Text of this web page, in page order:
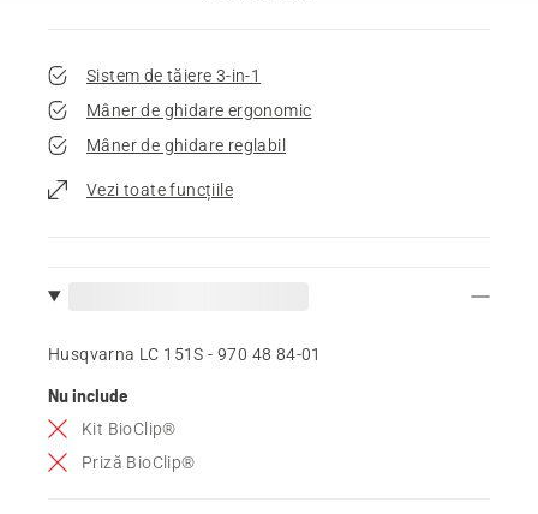
Sistem de tăiere 3-in-1
Mâner de ghidare ergonomic
Mâner de ghidare reglabil
Vezi toate funcțiile
Husqvarna LC 151S - 970 48 84‑01
Nu include
Kit BioClip®
Priză BioClip®